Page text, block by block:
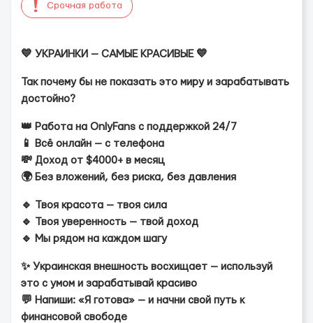
Срочная работа
💙 УКРАИНКИ — САМЫЕ КРАСИВЫЕ 💙
Так почему бы не показать это миру и зарабатывать
достойно?
👑 Работа на OnlyFans с поддержкой 24/7
📱 Всё онлайн — с телефона
💸 Доход от $4000+ в месяц
🌍 Без вложений, без риска, без давления
🔹 Твоя красота — твоя сила
🔹 Твоя уверенность — твой доход
🔹 Мы рядом на каждом шагу
✨ Украинская внешность восхищает — используй
это с умом и зарабатывай красиво
💬 Напиши: «Я готова» — и начни свой путь к
финансовой свободе